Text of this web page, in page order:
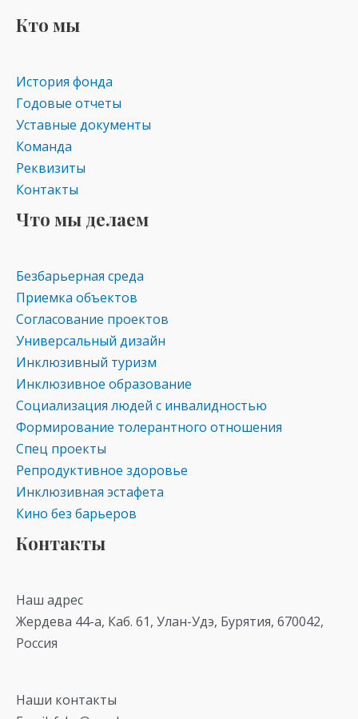
kl
as
s
ni
ki
Кто мы
История фонда
Годовые отчеты
Уставные документы
Команда
Реквизиты
Контакты
Что мы делаем
Безбарьерная среда
Приемка объектов
Согласование проектов
Универсальный дизайн
Инклюзивный туризм
Инклюзивное образование
Социализация людей с инвалидностью
Формирование толерантного отношения
Спец проекты
Репродуктивное здоровье
Инклюзивная эстафета
Кино без барьеров
Контакты
Наш адрес
Жердева 44-а, Каб. 61, Улан-Удэ, Бурятия, 670042,
Россия
Наши контакты